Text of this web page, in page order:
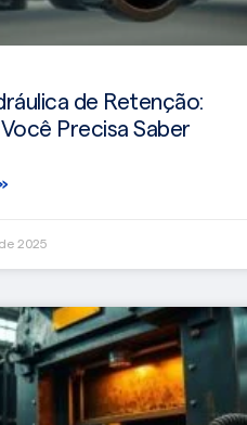
de Retenção:
Precisa Saber
2025